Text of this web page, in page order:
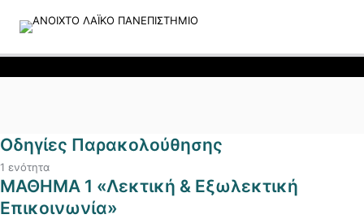
Προσφορά! Το bestseller του μήνα «Η επιστήμη
Απόκτησέ το >
Οδηγίες Παρακολούθησης
Οδηγίες & Όροι Παρακολούθησης
1 ενότητα
ΜΑΘΗΜΑ 1 «Λεκτική & Εξωλεκτική
Επικοινωνία»